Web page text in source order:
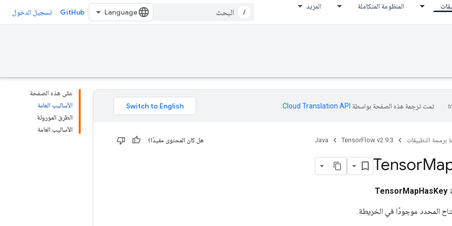
المنظومة المتكاملة المزيد
/
GitHub تسجيل الدخول
على هذه الصفحة
الأساليب العامة
الطرق الموروثة
الأساليب العامة
تمت ترجمة هذه الصفحة بواسطة Cloud Translation API‏
برمجة التطبيقات TensorFlow v2.9.3
Java هل كان المحتوى مفيدًا؟
Tensor
TensorMapHasKey
المحدد موجودًا في الخريطة.